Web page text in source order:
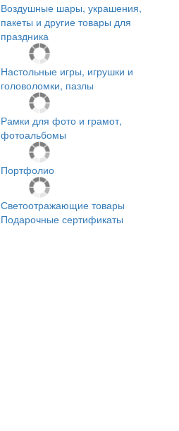
Воздушные шары, украшения,
пакеты и другие товары для
праздника
Настольные игры, игрушки и
головоломки, пазлы
Рамки для фото и грамот,
фотоальбомы
Портфолио
Светоотражающие товары
Подарочные сертификаты